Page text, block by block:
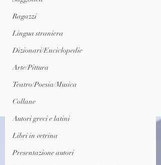
Ragazzi
Lingua straniera
Dizionari/Enciclopedie
Arte/Pittura
Teatro/Poesia/Musica
Collane
Autori greci e latini
Libri in vetrina
Presentazione autori